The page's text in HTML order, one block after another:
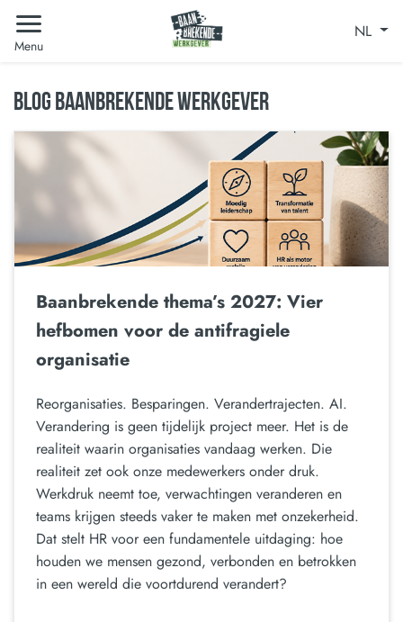
Menu
NL
BLOG BAANBREKENDE WERKGEVER
Baanbrekende thema’s 2027: Vier
hefbomen voor de antifragiele
organisatie
Reorganisaties. Besparingen. Verandertrajecten. AI.
Verandering is geen tijdelijk project meer. Het is de
realiteit waarin organisaties vandaag werken. Die
realiteit zet ook onze medewerkers onder druk.
Werkdruk neemt toe, verwachtingen veranderen en
teams krijgen steeds vaker te maken met onzekerheid.
Dat stelt HR voor een fundamentele uitdaging: hoe
houden we mensen gezond, verbonden en betrokken
in een wereld die voortdurend verandert?